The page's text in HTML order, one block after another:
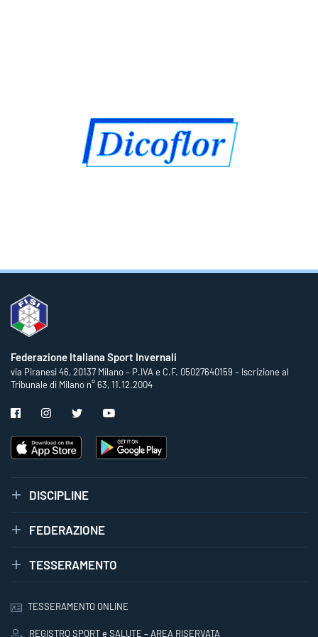
Federazione Italiana Sport Invernali
via Piranesi 46, 20137 Milano – P.IVA e C.F. 05027640159 – Iscrizione al
Tribunale di Milano n° 63, 11.12.2004
DISCIPLINE
FEDERAZIONE
TESSERAMENTO
TESSERAMENTO ONLINE
REGISTRO SPORT e SALUTE – AREA RISERVATA